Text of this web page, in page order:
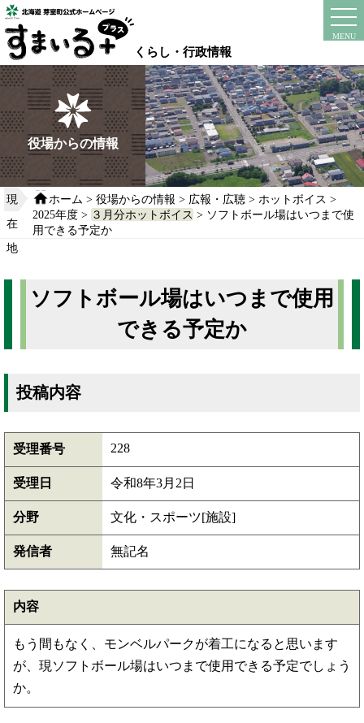
本
文
へ
移
動
る
くらし・行政情報
MENU
instagram
役場からの情報
現
在
地
ホーム >役場からの情報 > 広報・広聴 > ホットボイス >
2025年度 > ３月分ホットボイス > ソフトボール場はいつまで使
用できる予定か
ソフトボール場はいつまで使用
できる予定か
投稿内容
受理番号 228
受理日 令和8年3月2日
分野 文化・スポーツ[施設]
発信者 無記名
内容
もう間もなく、モンベルパークが着工になると思います
が、現ソフトボール場はいつまで使用できる予定でしょう
か。